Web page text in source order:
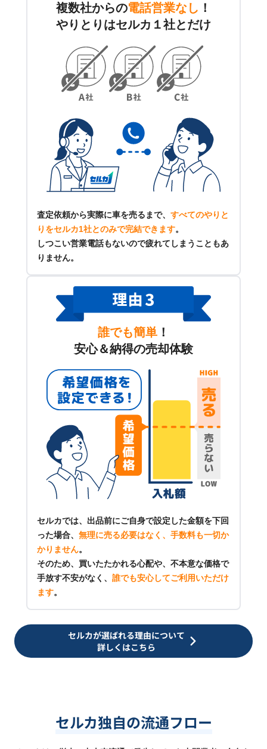
複数社からの電話営業なし ！
やりとりはセルカ１社とだけ
査定依頼から実際に車を売るまで、 すべてのやりと
りをセルカ1社とのみで完結できます。
しつこい営業電話もないので疲れてしまうこともあ
りません。
誰でも簡単 ！
安心＆納得の売却体験
セルカでは、出品前にご自身で設定した金額を下回
った場合、 無理に売る必要はなく、手数料も一切か
かりません。
そのため、買いたたかれる心配や、不本意な価格で
手放す不安がなく、 誰でも安心してご利用いただけ
ます。
セルカが選ばれる理由について
詳しくはこちら
セルカ独自の流通フロー